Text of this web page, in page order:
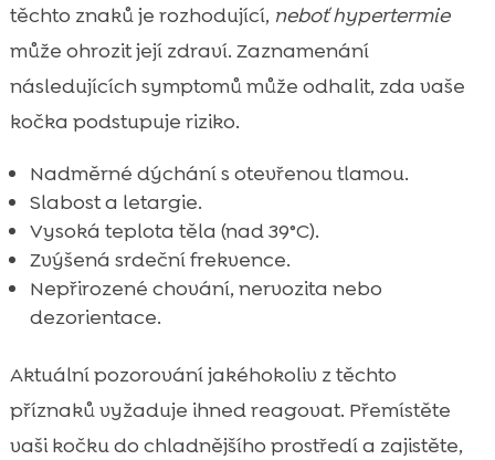
těchto znaků je rozhodující, neboť hypertermie
může ohrozit její zdraví. Zaznamenání
následujících symptomů může odhalit, zda vaše
kočka podstupuje riziko.
Nadměrné dýchání s otevřenou tlamou.
Slabost a letargie.
Vysoká teplota těla (nad 39°C).
Zvýšená srdeční frekvence.
Nepřirozené chování, nervozita nebo
dezorientace.
Aktuální pozorování jakéhokoliv z těchto
příznaků vyžaduje ihned reagovat. Přemístěte
vaši kočku do chladnějšího prostředí a zajistěte,